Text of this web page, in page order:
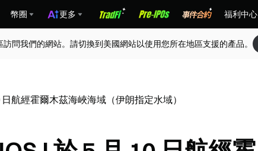
幣圈 更多 福利中心
問我們的網站。請切換到美國網站以使用您所在地區支援的產品。
航經霍爾木茲海峽海域（伊朗指定水域）